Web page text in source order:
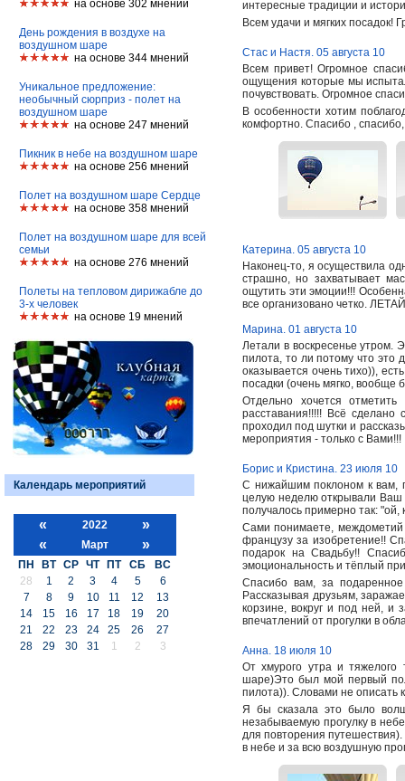
на основе 302 мнений
День рождения в воздухе на
воздушном шаре
на основе 344 мнений
Уникальное предложение:
необычный сюрприз - полет на
воздушном шаре
на основе 247 мнений
Пикник в небе на воздушном шаре
на основе 256 мнений
Полет на воздушном шаре Сердце
на основе 358 мнений
Полет на воздушном шаре для всей
семьи
на основе 276 мнений
Полеты на тепловом дирижабле до
3-х человек
на основе 19 мнений
Календарь мероприятий
« 2022
»
«
Март »
ПН ВТ СР ЧТ ПТ СБ
ВС
28
1 2 3 4 5
6
7
8 9 10 11 12
13
14
15 16 17 18 19
20
21
22 23 24 25 26
27
28
29 30 31 1 2 3
интересные традиции и
Всем удачи и мягких
Стас и Настя. 05 августа 10
Всем привет! Огромное
ощущения которые мы
почувствовать. Огромное
В особенности хотим
комфортно. Спасибо ,
Катерина. 05 августа 10
Наконец-то, я осуществила
страшно, но захватывает
ощутить эти эмоции!!!
все организовано четко.
Марина. 01 августа 10
Летали в воскресенье утром.
пилота, то ли потому что это
оказывается очень тихо)),
посадки (очень мягко, вообще
Отдельно хочется
расставания!!!!! Всё
проходил под шутки и
мероприятия - только с Вами!!!
Борис и Кристина. 23 июля 10
С нижайшим поклоном к вам,
целую неделю открывали Ваш
получалось примерно так: "ой,
Сами понимаете, междометий
французу за изобретение!!
подарок на Свадьбу!!
эмоциональность и тёплый
Спасибо вам, за
Рассказывая друзьям,
корзине, вокруг и под ней, и
впечатлений от прогулки в
Анна. 18 июля 10
От хмурого утра и тяжелого
шаре)Это был мой первый
пилота)). Словами не описать
Я бы сказала это было
незабываемую прогулку в
для повторения
в небе и за всю воздушную